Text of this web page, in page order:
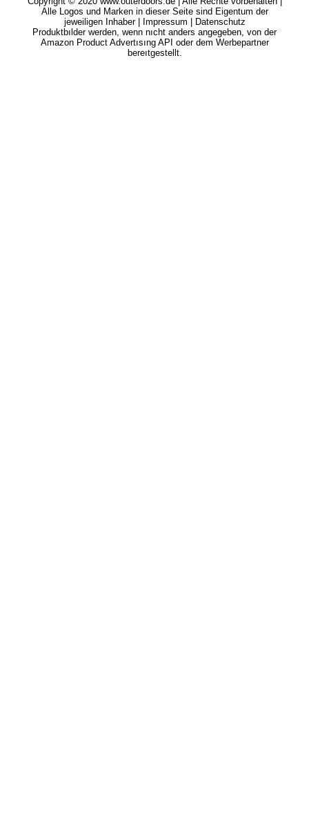
Alle Logos und Marken in dieser Seite sind Eigentum der
jeweiligen Inhaber |
Impressum
Datenschutz
Produktbılder werden, wenn nıcht anders angegeben, von der
Amazon Product Advertısıng API oder dem Werbepartner
bereıtgestellt.